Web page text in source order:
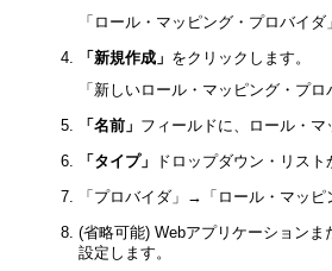
「ロール・マッピング・プロバイ
「新規作成」 をクリックします。
「 新しいロール・マッピング・プロ
「名前」 フィールドに、ロール・マ
「タイプ」
ドロップダウン・リス
「 プロバイダ」→「ロール・マッピ
(省略可能) Webアプリケーション
設定します。